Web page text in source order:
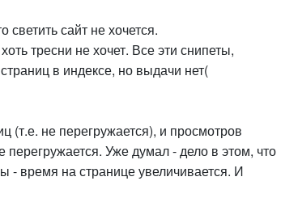
светить сайт не хочется.
тресни не хочет. Все эти снипеты,
в индексе, но выдачи нет(
(т.е. не перегружается), и просмотров
перегружается. Уже думал - дело в этом, что
- время на странице увеличивается. И